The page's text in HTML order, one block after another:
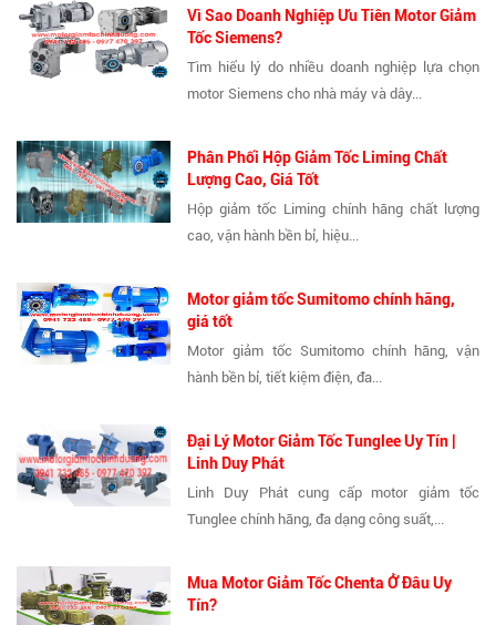
Vì Sao Doanh Nghiệp Ưu Tiên Motor Giảm
Tốc Siemens?
Tìm hiểu lý do nhiều doanh nghiệp lựa chọn
motor Siemens cho nhà máy và dây...
Phân Phối Hộp Giảm Tốc Liming Chất
Lượng Cao, Giá Tốt
Hộp giảm tốc Liming chính hãng chất lượng
cao, vận hành bền bỉ, hiệu...
Motor giảm tốc Sumitomo chính hãng,
giá tốt
Motor giảm tốc Sumitomo chính hãng, vận
hành bền bỉ, tiết kiệm điện, đa...
Đại Lý Motor Giảm Tốc Tunglee Uy Tín |
Linh Duy Phát
Linh Duy Phát cung cấp motor giảm tốc
Tunglee chính hãng, đa dạng công suất,...
Mua Motor Giảm Tốc Chenta Ở Đâu Uy
Tín?